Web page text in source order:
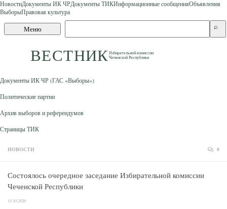
Skip to content
НовостиДокументы ИК ЧРДокументы ТИКИнформационные сообщенияОбъявления
ВыборыПравовая культура
Меню
ВЕСТНИКИзбирательной комиссии
Чеченской Республики
сайту
⌕
Документы ИК ЧР (ГАС «Выборы»)
Политические партии
Архив выборов и референдумов
Страницы ТИК
НОВОСТИ 0
Состоялось очередное заседание Избирательной комиссии
Чеченской Республики
15.10.2020